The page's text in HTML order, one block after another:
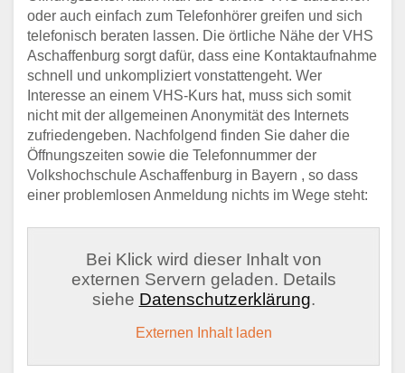
oder auch einfach zum Telefonhörer greifen und sich
telefonisch beraten lassen. Die örtliche Nähe der VHS
Aschaffenburg sorgt dafür, dass eine Kontaktaufnahme
schnell und unkompliziert vonstattengeht. Wer
Interesse an einem VHS-Kurs hat, muss sich somit
nicht mit der allgemeinen Anonymität des Internets
zufriedengeben. Nachfolgend finden Sie daher die
Öffnungszeiten sowie die Telefonnummer der
Volkshochschule Aschaffenburg in Bayern , so dass
einer problemlosen Anmeldung nichts im Wege steht:
Bei Klick wird dieser Inhalt von
externen Servern geladen. Details
siehe Datenschutzerklärung.
Externen Inhalt laden